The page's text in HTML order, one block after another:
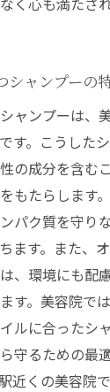
髪に優しいシ
ロ級のシャン
ホームケアのポ
自宅で活かすた
保つためのホー
イリストが教
れるホームケ
リートメント
に入れるため
シャンプーの
ャンプーは、
す。こうした
の成分を含む
もたらします
パク質を守り
ます。また、
、環境にも配
す。美容院で
ルに合ったシ
守るための最
近くの美容院